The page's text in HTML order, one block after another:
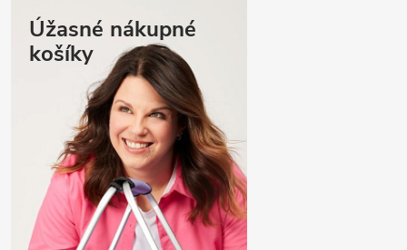
Úžasné nákupné
košíky